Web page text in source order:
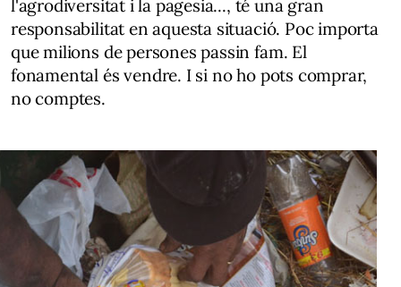
l'agrodiversitat i la pagesia..., té una gran
responsabilitat en aquesta situació. Poc importa
que milions de persones passin fam. El
fonamental és vendre. I si no ho pots comprar,
no comptes.